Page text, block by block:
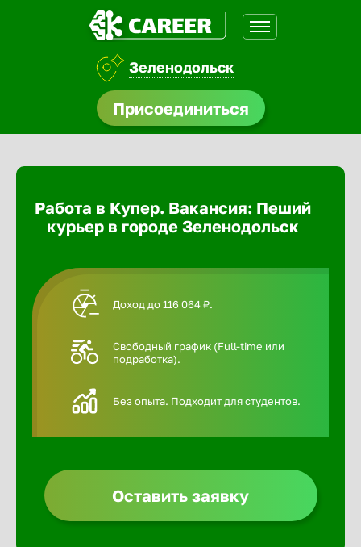
Зеленодольск
Присоединиться
Абакан
Анадырь
Работа в Купер. Вакансия: Пеший
курьер в городе Зеленодольск
Доход до 116 064 ₽.
Свободный график (Full-time или
подработка).
Без опыта. Подходит для студентов.
Оставить заявку